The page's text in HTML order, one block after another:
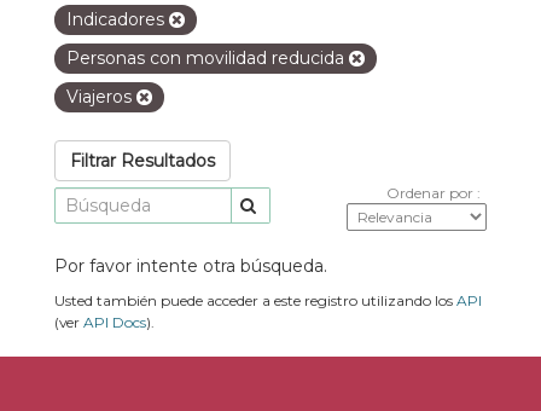
Indicadores
Personas con movilidad reducida
Viajeros
Filtrar Resultados
Ordenar por
Por favor intente otra búsqueda.
Usted también puede acceder a este registro utilizando los API
(ver API Docs).